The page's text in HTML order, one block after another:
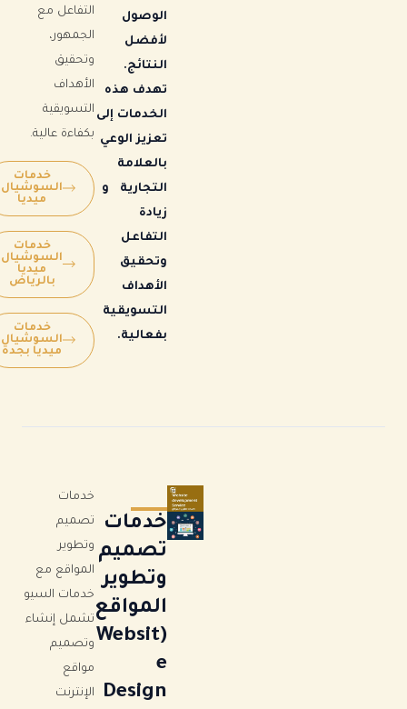
الوصول
لأفضل
النتائج.
تهدف هذه
الخدمات إلى
تعزيز الوعي
بالعلامة
التجارية و
زيادة
التفاعل
وتحقيق
الأهداف
التسويقية
بفعالية.
التفاعل مع
الجمهور،
وتحقيق
الأهداف
التسويقية
بكفاءة عالية.
خدمات
السوشيال
ميديا
خدمات
السوشيال
ميديا
بالرياض
خدمات
السوشيال
ميديا بجدة
خدمات
تصميم
وتطوير
المواقع
(Websit
Design
خدمات
تصميم
وتطوير
المواقع مع
خدمات السيو
تشمل إنشاء
وتصميم
مواقع
الإنترنت